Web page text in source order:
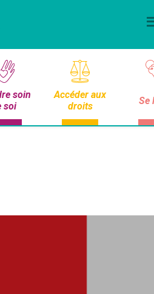
soin
soi
Accéder aux
droits
Se